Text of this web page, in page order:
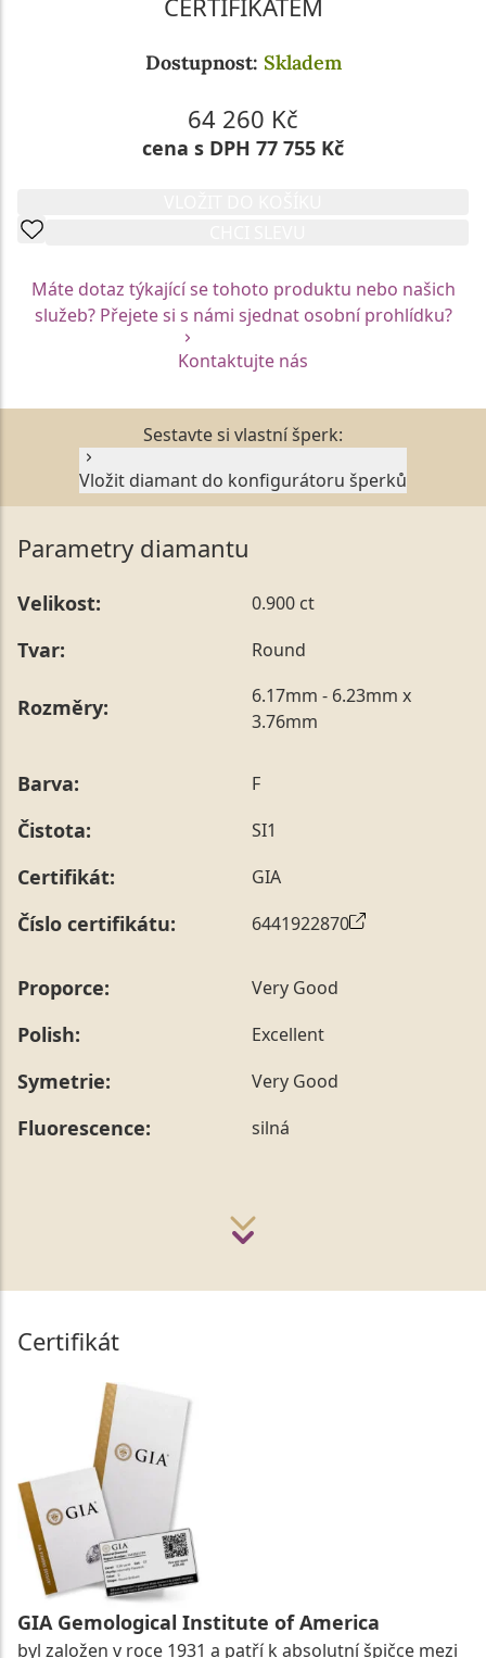
Dostupnost: Skladem
64 260 Kč
cena s DPH 77 755 Kč
Máte dotaz týkající se tohoto produktu nebo našich
služeb? Přejete si s námi sjednat osobní prohlídku?
Kontaktujte nás
Sestavte si vlastní šperk:
Vložit diamant do konfigurátoru šperků
Parametry diamantu
Velikost: 0.900 ct
Tvar: Round
Rozměry:
6.17mm - 6.23mm x
3.76mm
Barva: F
Čistota: SI1
Certifikát: GIA
Číslo certifikátu: 6441922870
Proporce: Very Good
Polish: Excellent
Symetrie: Very Good
Fluorescence: silná
Certifikát
GIA Gemological Institute of America
byl založen v roce 1931 a patří k absolutní špičce mezi